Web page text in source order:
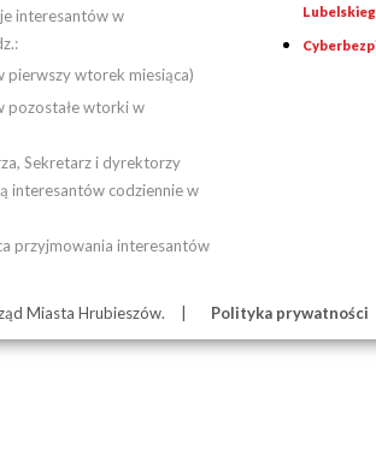
interesantów w
pierwszy wtorek miesiąca)
pozostałe wtorki w
Sekretarz i dyrektorzy
interesantów codziennie w
przyjmowania interesantów
Miasta Hrubieszów. Polityka prywatności